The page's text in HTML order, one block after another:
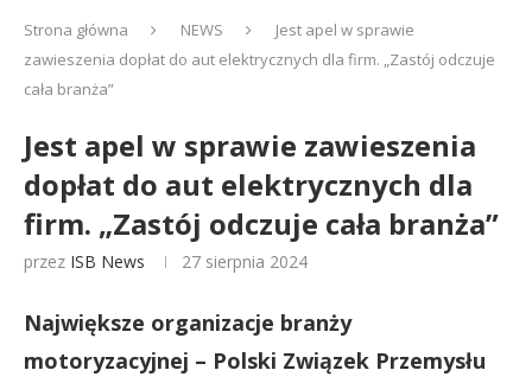
Strona główna NEWS
Jest apel w sprawie
zawieszenia dopłat do aut elektrycznych dla firm. „Zastój odczuje
cała branża”
Jest apel w sprawie zawieszenia
dopłat do aut elektrycznych dla
firm. „Zastój odczuje cała branża”
przez ISB News 27 sierpnia 2024
Największe organizacje branży
motoryzacyjnej – Polski Związek Przemysłu